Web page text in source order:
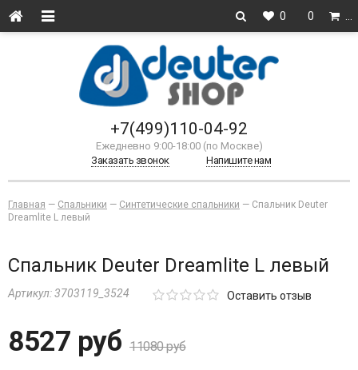
0 0
+7(499)110-04-92
Ежедневно 9:00-18:00 (по Москве)
Заказать звонок
Напишите нам
Главная — Спальники — Синтетические спальники — Спальник Deuter
Dreamlite L левый
Спальник Deuter Dreamlite L левый
Артикул:3703119_3524 Оставить отзыв
8527 руб 11080 руб